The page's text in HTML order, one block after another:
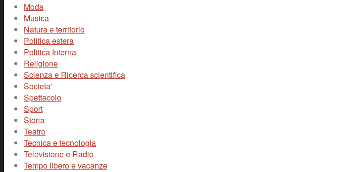
Moda
Musica
Natura e territorio
Politica estera
Politica Interna
Religione
Scienza e Ricerca scientifica
Societa'
Spettacolo
Sport
Storia
Teatro
Tecnica e tecnologia
Televisione e Radio
Tempo libero e vacanze